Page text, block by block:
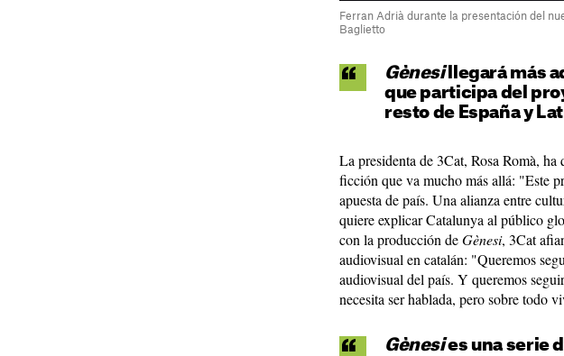
Ferran Adrià durante la presentación del
Baglietto
Gènesillegará más
que participa del
resto de España y
La presidenta de 3Cat, Rosa Romà,
ficción que va mucho más allá: "Este
apuesta de país. Una alianza entre
quiere explicar Catalunya al público
con la producción deGènesi, 3Cat
audiovisual en catalán: "Queremos
audiovisual del país. Y queremos
necesita ser hablada, pero sobre todo
Gènesies una serie